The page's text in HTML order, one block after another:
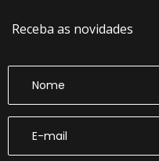
Receba as novidades